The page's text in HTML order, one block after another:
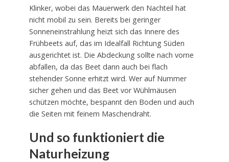
Klinker, wobei das Mauerwerk den Nachteil hat
nicht mobil zu sein. Bereits bei geringer
Sonneneinstrahlung heizt sich das Innere des
Frühbeets auf, das im Idealfall Richtung Süden
ausgerichtet ist. Die Abdeckung sollte nach vorne
abfallen, da das Beet dann auch bei flach
stehender Sonne erhitzt wird. Wer auf Nummer
sicher gehen und das Beet vor Wühlmäusen
schützen möchte, bespannt den Boden und auch
die Seiten mit feinem Maschendraht.
Und so funktioniert die
Naturheizung